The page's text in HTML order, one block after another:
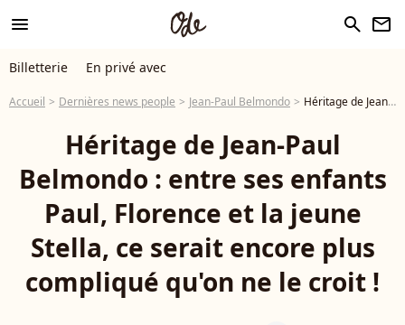
menu search newsletter
Billetterie En privé avec
Accueil Dernières news people Jean-Paul Belmondo Héritage de Jean-Paul Belmondo : entre ses enfants Paul, Florence et la jeune Stella, ce serait encore plus compliqué qu'on ne le croit !
Héritage de Jean-Paul
Belmondo : entre ses enfants
Paul, Florence et la jeune
Stella, ce serait encore plus
compliqué qu'on ne le croit !